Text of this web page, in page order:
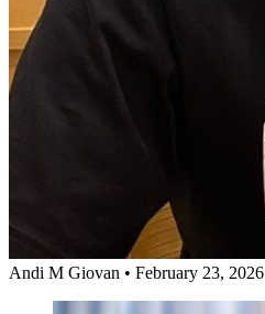
Andi M Giovan • February 23, 2026